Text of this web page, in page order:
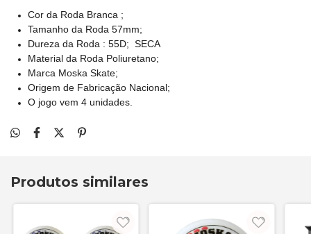
Cor da Roda Branca ;
Tamanho da Roda 57mm;
Dureza da Roda : 55D; SECA
Material da Roda Poliuretano;
Marca Moska Skate;
Origem de Fabricação Nacional;
O jogo vem 4 unidades.
Produtos similares